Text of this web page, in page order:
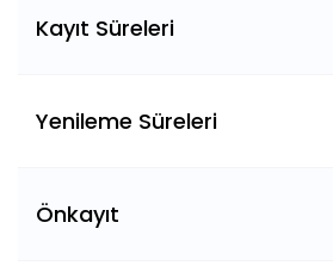
Kayıt Süreleri
Yenileme Süreleri
Önkayıt